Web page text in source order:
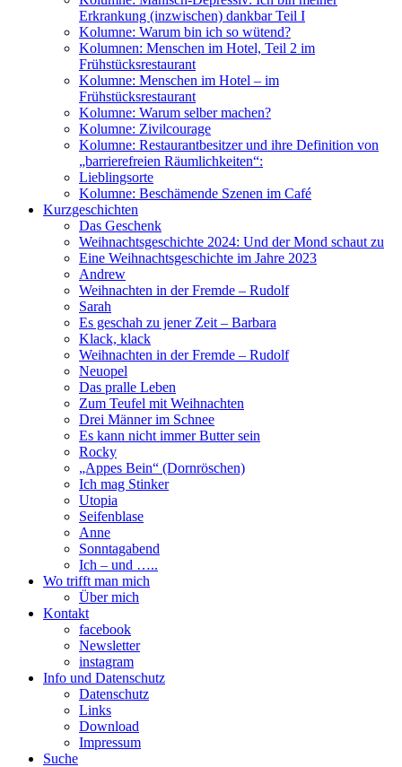
Erkrankung (inzwischen) dankbar Teil I
Kolumne: Warum bin ich so wütend?
Kolumnen: Menschen im Hotel, Teil 2 im
Frühstücksrestaurant
Kolumne: Menschen im Hotel – im
Frühstücksrestaurant
Kolumne: Warum selber machen?
Kolumne: Zivilcourage
Kolumne: Restaurantbesitzer und ihre Definition von
„barrierefreien Räumlichkeiten“:
Lieblingsorte
Kolumne: Beschämende Szenen im Café
Kurzgeschichten
Das Geschenk
Weihnachtsgeschichte 2024: Und der Mond schaut zu
Eine Weihnachtsgeschichte im Jahre 2023
Andrew
Weihnachten in der Fremde – Rudolf
Sarah
Es geschah zu jener Zeit – Barbara
Klack, klack
Weihnachten in der Fremde – Rudolf
Neuopel
Das pralle Leben
Zum Teufel mit Weihnachten
Drei Männer im Schnee
Es kann nicht immer Butter sein
Rocky
„Appes Bein“ (Dornröschen)
Ich mag Stinker
Utopia
Seifenblase
Anne
Sonntagabend
Ich – und …..
Wo trifft man mich
Über mich
Kontakt
facebook
Newsletter
instagram
Info und Datenschutz
Datenschutz
Links
Download
Impressum
Suche